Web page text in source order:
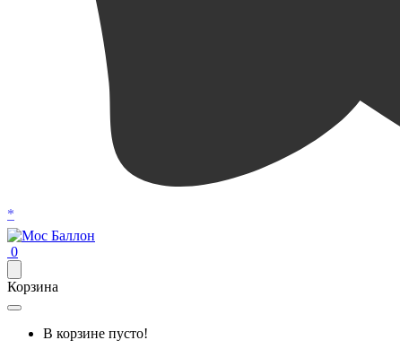
*
0
Корзина
В корзине пусто!